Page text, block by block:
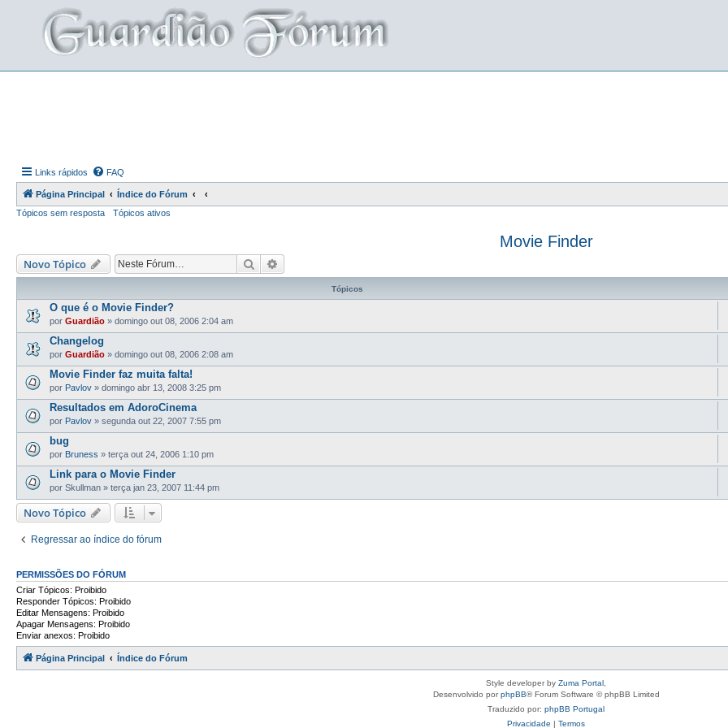
Links rápidos FAQ
Página Principal
Índice do Fórum
Tópicos sem resposta
Tópicos ativos
Movie Finder
Novo Tópico Pesquisar
Tópicos
O que é o Movie Finder?
por Guardião » domingo out 08, 2006 2:04 am
Changelog
por Guardião » domingo out 08, 2006 2:08 am
Movie Finder faz muita falta!
por Pavlov » domingo abr 13, 2008 3:25 pm
Resultados em AdoroCinema
por Pavlov » segunda out 22, 2007 7:55 pm
bug
por Bruness » terça out 24, 2006 1:10 pm
Link para o Movie Finder
por Skullman » terça jan 23, 2007 11:44 pm
Novo Tópico
Regressar ao índice do fórum
PERMISSÕES DO FÓRUM
Criar Tópicos: Proibido
Responder Tópicos: Proibido
Editar Mensagens: Proibido
Apagar Mensagens: Proibido
Enviar anexos: Proibido
Página Principal Índice do Fórum
Style developer by Zuma Portal
Desenvolvido porphpBB® Forum Software © phpBB Limited
Traduzido por: phpBB Portugal
Privacidade | Termos